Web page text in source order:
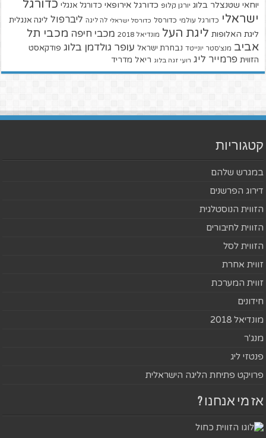
יוחאי שטנצלר בלוג יורגן קלופ כדורגל אירופאי כדורגל אנגלי כדורגל
ישראלי כדורגל עולמי כדורסל כדורסל ישראלי לה ליגה ליברפול ליגה אנגלית
ליגת האלופות ליגת העל מונדיאל 2018 מכבי חיפה מכבי תל
אביב מנצ'סטר יונייטד נבחרת ישראל עופר גולדמן בלוג פודקאסט
הזווית פרמייר ליג רועי זגה בלוג ריאל מדריד
קטגוריות
במגרש שלהם
דירוג הפרשנים
הזווית הנוסטלגית
הזווית לחיבורים
הזווית לסל
זווית אחרת
זווית המערכת
חידונים
מונדיאל 2018
מנג'ר
פנטזי ליג
פרויקט פתיחת הליגה הישראלית
אז מי אנחנו ?